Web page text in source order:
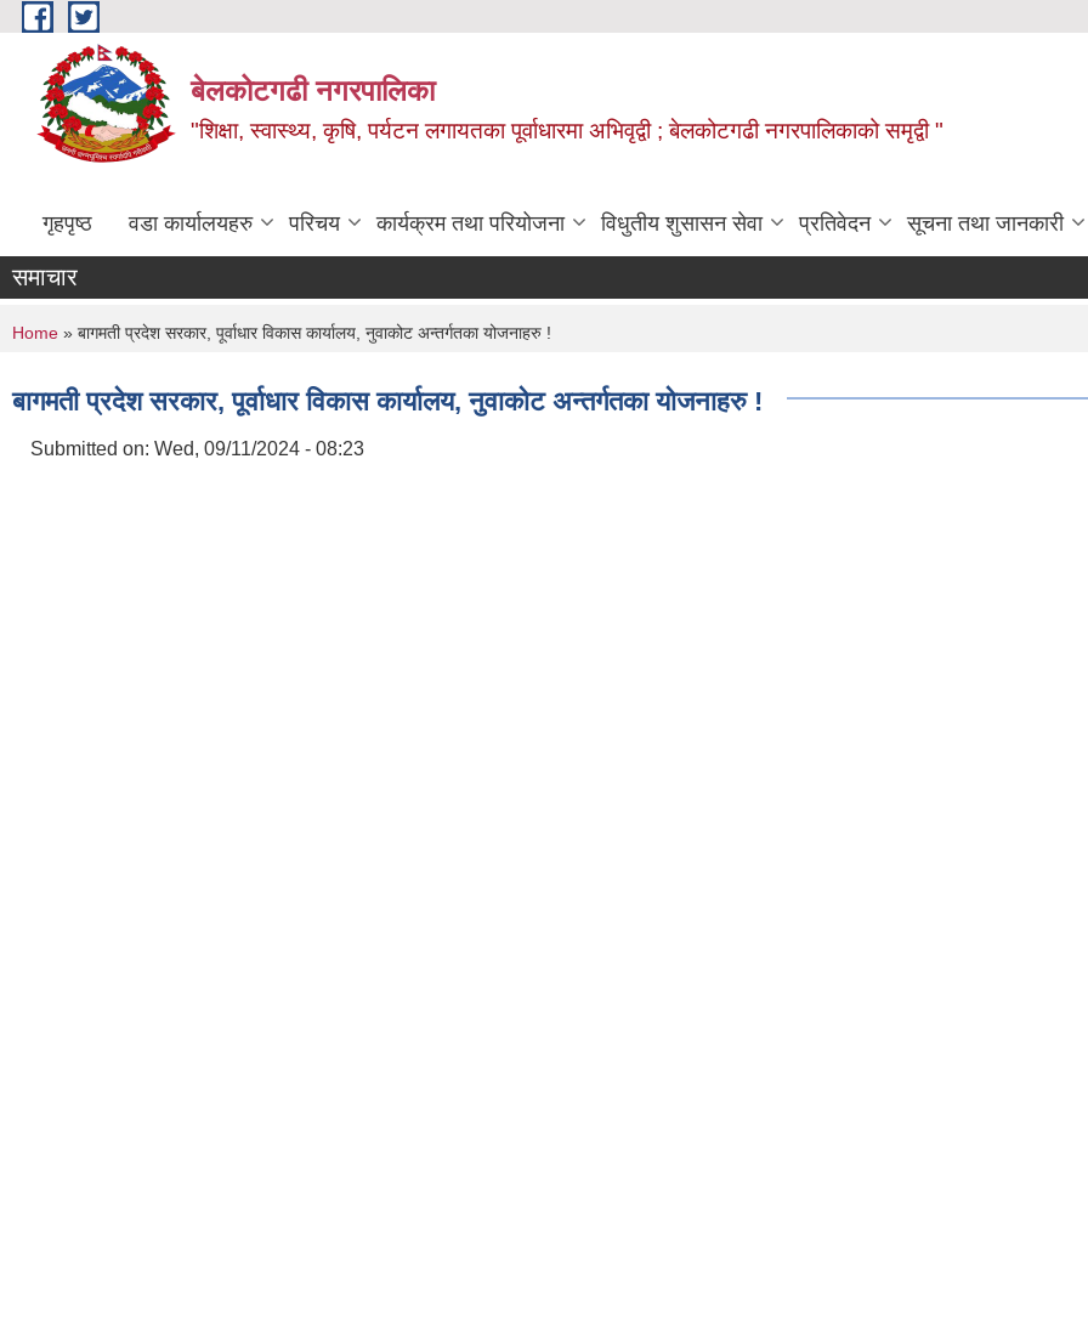
Skip to main content
बेलकोटगढी नगरपालिका
"शिक्षा, स्वास्थ्य, कृषि, पर्यटन लगायतका पूर्वाधारमा अभिवृद्वी ; बेलकोटगढी नगरपालिकाको समृद्वी "
गृहपृष्ठ वडा कार्यालयहरु परिचय कार्यक्रम तथा परियोजना विधुतीय शुसासन सेवा प्रतिवेदन सूचना तथा जानकारी
समाचार
You are here
Home » बागमती प्रदेश सरकार, पूर्वाधार विकास कार्यालय, नुवाकोट अन्तर्गतका योजनाहरु !
बागमती प्रदेश सरकार, पूर्वाधार विकास कार्यालय, नुवाकोट अन्तर्गतका योजनाहरु !
Submitted on: Wed, 09/11/2024 - 08:23